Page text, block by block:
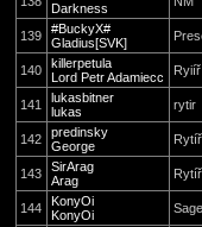
Darkness
139
#BuckyX#
Gladius[SVK]
140
killerpetula
Lord Petr Adamiecc
Ryiíř
141
lukasbitner
lukas
rytir
142
predinsky
George
Rytíř
143
SirArag
Arag
Rytíř
144
KonyOi
KonyOi